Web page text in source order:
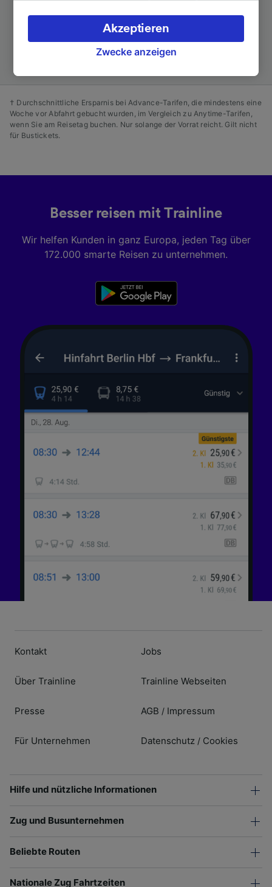
Nach Versailles-Chantiers 3h 50min
Nach Clion-sur-Indre
† Durchschnittliche Ersparnis bei Advance-Tarifen, die mindestens eine
Woche vor Abfahrt gebucht wurden, im Vergleich zu Anytime-Tarifen,
wenn Sie am Reisetag buchen. Nur solange der Vorrat reicht. Gilt nicht
für Bustickets.
Besser reisen mit Trainline
Wir helfen Kunden in ganz Europa, jeden Tag über
172.000 smarte Reisen zu unternehmen.
Kontakt
Über Trainline
Presse
Für Unternehmen
Jobs
Trainline Webseiten
AGB / Impressum
Datenschutz / Cookies
Hilfe und nützliche Informationen
Zug und Busunternehmen
Beliebte Routen
Nationale Zug Fahrtzeiten
verarbeiten. Sie können Ihre Präferenzen
akzeptieren oder verwalten, einschließlich
Ihres Widerspruchsrechts bei berechtigtem
werden unseren Partnern signalisiert und
haben keinen Einfluss auf Surfdaten. Ihre
Daten werden nicht für Tracking-Zwecke
Folgendes bereitzustellen:
Verwendung genauer Standortdaten.
Endgeräteeigenschaften zur Identifikation
aktiv abfragen. Speichern von oder Zugriff auf
Informationen auf einem Endgerät.
von Werbeleistung und der Performance von
Inhalten, Zielgruppenforschung sowie
Entwicklung und Verbesserung von
Zwecke anzeigen
Akzeptieren